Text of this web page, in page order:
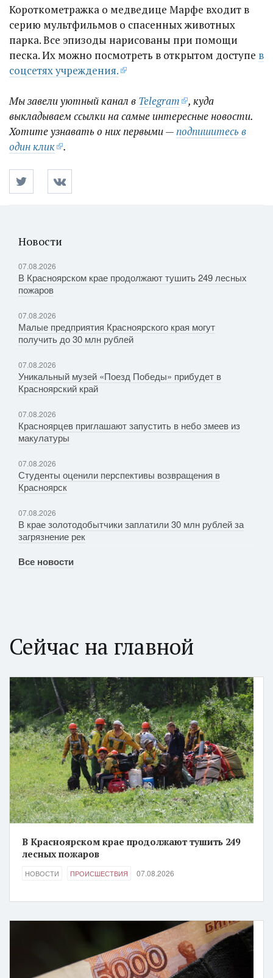
Короткометражка о медведице Марфе входит в
серию мультфильмов о спасенных животных
парка. Все эпизоды нарисованы при помощи
песка. Их можно посмотреть в открытом доступе в
соцсетях учреждения.
Мы завели уютный канал в Telegram
, куда
выкладываем ссылки на самые интересные новости.
Хотите узнавать о них первыми —подпишитесь в
один клик
.
Новости
07.08.2026
В Красноярском крае продолжают тушить 249 лесных
пожаров
07.08.2026
Малые предприятия Красноярского края могут
получить до 30 млн рублей
07.08.2026
Уникальный музей «Поезд Победы» прибудет в
Красноярский край
07.08.2026
Красноярцев приглашают запустить в небо змеев из
макулатуры
07.08.2026
Студенты оценили перспективы возвращения в
Красноярск
07.08.2026
В крае золотодобытчики заплатили 30 млн рублей за
загрязнение рек
Все новости
Сейчас на главной
В Красноярском крае продолжают тушить 249
лесных пожаров
НОВОСТИ ПРОИСШЕСТВИЯ 07.08.2026